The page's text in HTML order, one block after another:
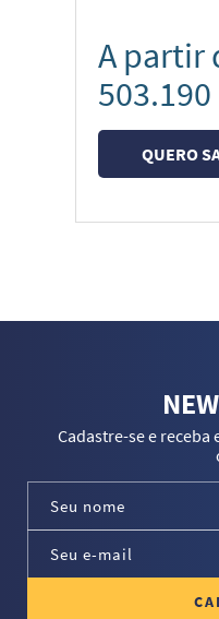
A partir
503.190
QUERO
Cadastre-se e